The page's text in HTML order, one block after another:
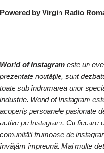
Powered by Virgin Radio
World of Instagram este un
prezentate noutățile, sunt
toate sub îndrumarea unor
industrie. World of Instagram
acoperiș persoanele pasionate
active pe Instagram. Cu fiecare
comunități frumoase de
învățăm împreună. Mai multe